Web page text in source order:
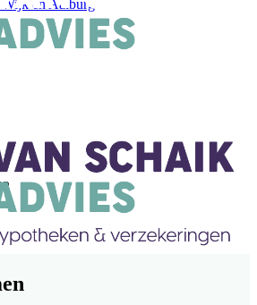
en Aalburg